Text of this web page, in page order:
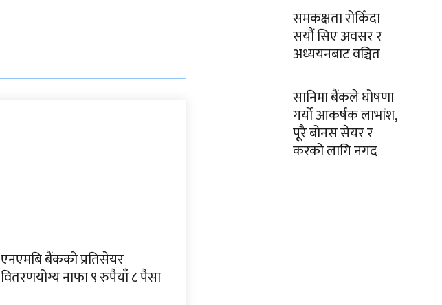
एनएमबि बैंकको प्रतिसेयर
वितरणयोग्य नाफा ९ रुपैयाँ ८ पैसा
समकक्षता रोकिँदा
सयौं सिए अवसर र
अध्ययनबाट वञ्चित
सानिमा बैंकले घोषणा
गर्यो आकर्षक लाभांश,
पूरै बोनस सेयर र
करको लागि नगद